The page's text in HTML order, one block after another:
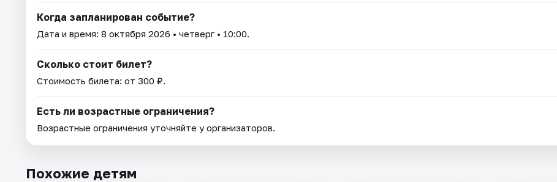
Когда запланирован событие?
Дата и время: 8 октября 2026 • четверг • 10:00.
Сколько стоит билет?
Стоимость билета: от 300 ₽.
Есть ли возрастные ограничения?
Возрастные ограничения уточняйте у организаторов.
Похожие детям